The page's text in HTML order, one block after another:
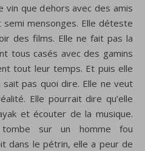
vin que dehors avec des amis
mensonges. Elle déteste
des films. Elle ne fait pas la
tous casés avec des gamins
tout leur temps. Et puis elle
sait pas quoi dire. Elle ne veut
Elle pourrait dire qu’elle
et écouter de la musique.
sur un homme fou
dans le pétrin, elle a peur de